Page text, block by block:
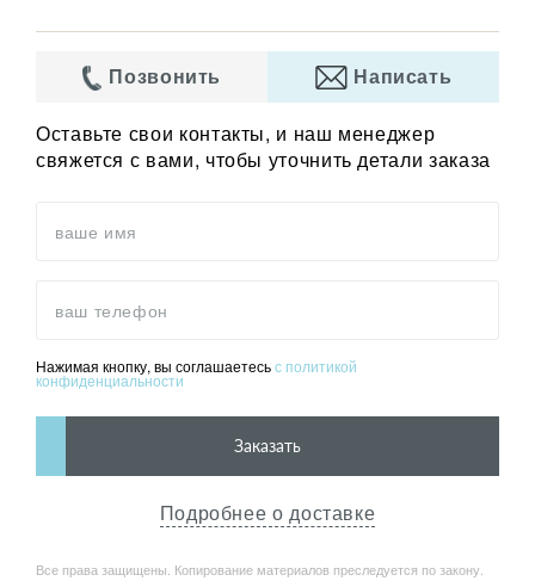
Позвонить Написать
Оставьте свои контакты, и наш менеджер
свяжется с вами, чтобы уточнить детали заказа
ваше имя
ваш телефон
Нажимая кнопку, вы соглашаетесьс политикой
конфиденциальности
Заказать
Подробнее о доставке
Все права защищены. Копирование материалов преследуется по закону.